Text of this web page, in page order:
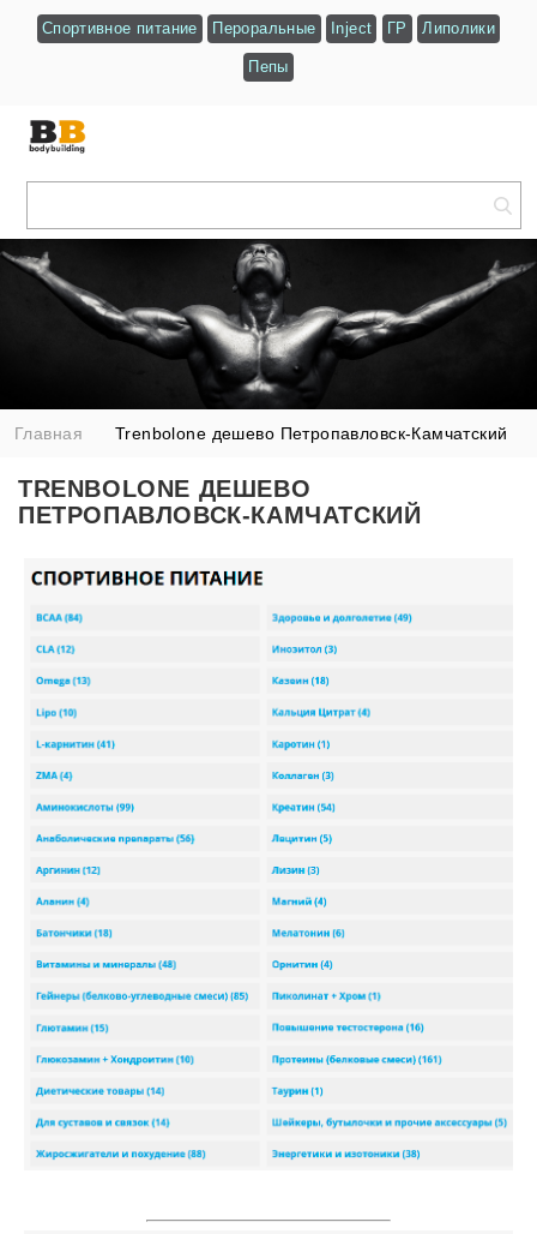
Спортивное питание Пероральные Inject ГР Липолики
Пепы
Главная Trenbolone дешево Петропавловск-Камчатский
TRENBOLONE ДЕШЕВО
ПЕТРОПАВЛОВСК-КАМЧАТСКИЙ